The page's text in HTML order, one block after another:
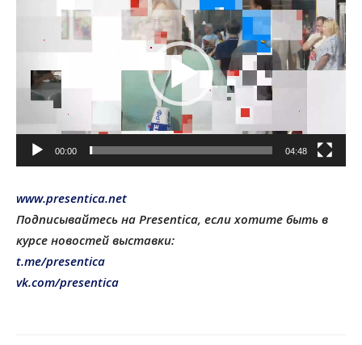
00:00 04:48
www.presentica.net
Подписывайтесь на Presentica, если хотите быть в
курсе новостей выставки:
t.me/presentica
vk.com/presentica